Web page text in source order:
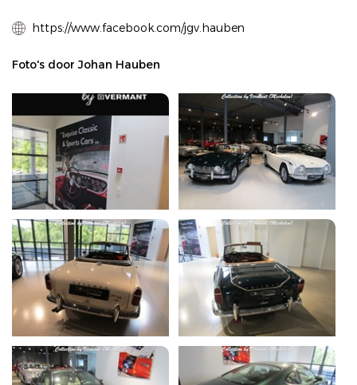
https://www.facebook.com/jgv.hauben
Foto's door Johan Hauben